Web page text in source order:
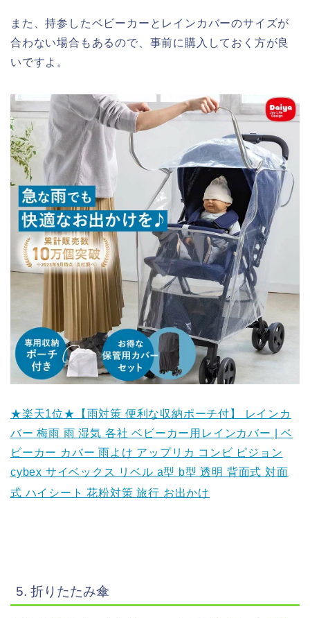
また、持参したベビーカーとレインカバーのサイズが
合わない場合もあるので、事前に購入しておく方が良
いですよ。
★楽天1位★【雨対策 便利な収納ポーチ付】 レインカ
バー 梅雨 雨 湿気 各社 ベビーカー用レインカバー | ベ
ビーカー カバー 雨よけ アップリカ コンビ ピジョン
cybex サイベックス リベル a型 b型 透明 背面式 対面
式 ハイシート 花粉対策 旅行 お出かけ
5. 折りたたみ傘